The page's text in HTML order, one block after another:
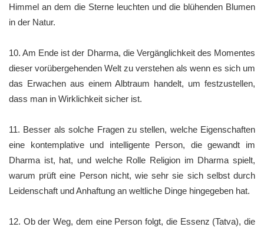
Himmel an dem die Sterne leuchten und die blühenden Blumen
in der Natur.
10. Am Ende ist der Dharma, die Vergänglichkeit des Momentes
dieser vorübergehenden Welt zu verstehen als wenn es sich um
das Erwachen aus einem Albtraum handelt, um festzustellen,
dass man in Wirklichkeit sicher ist.
11. Besser als solche Fragen zu stellen, welche Eigenschaften
eine kontemplative und intelligente Person, die gewandt im
Dharma ist, hat, und welche Rolle Religion im Dharma spielt,
warum prüft eine Person nicht, wie sehr sie sich selbst durch
Leidenschaft und Anhaftung an weltliche Dinge hingegeben hat.
12. Ob der Weg, dem eine Person folgt, die Essenz (Tatva), die